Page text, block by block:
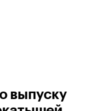
выпуску